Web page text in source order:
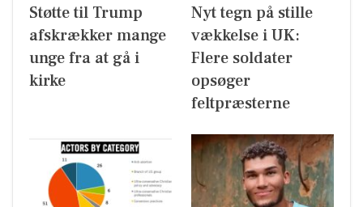
Støtte til Trump
afskrækker mange
unge fra at gå i
kirke
Nyt tegn på stille
vækkelse i UK:
Flere soldater
opsøger
feltpræsterne